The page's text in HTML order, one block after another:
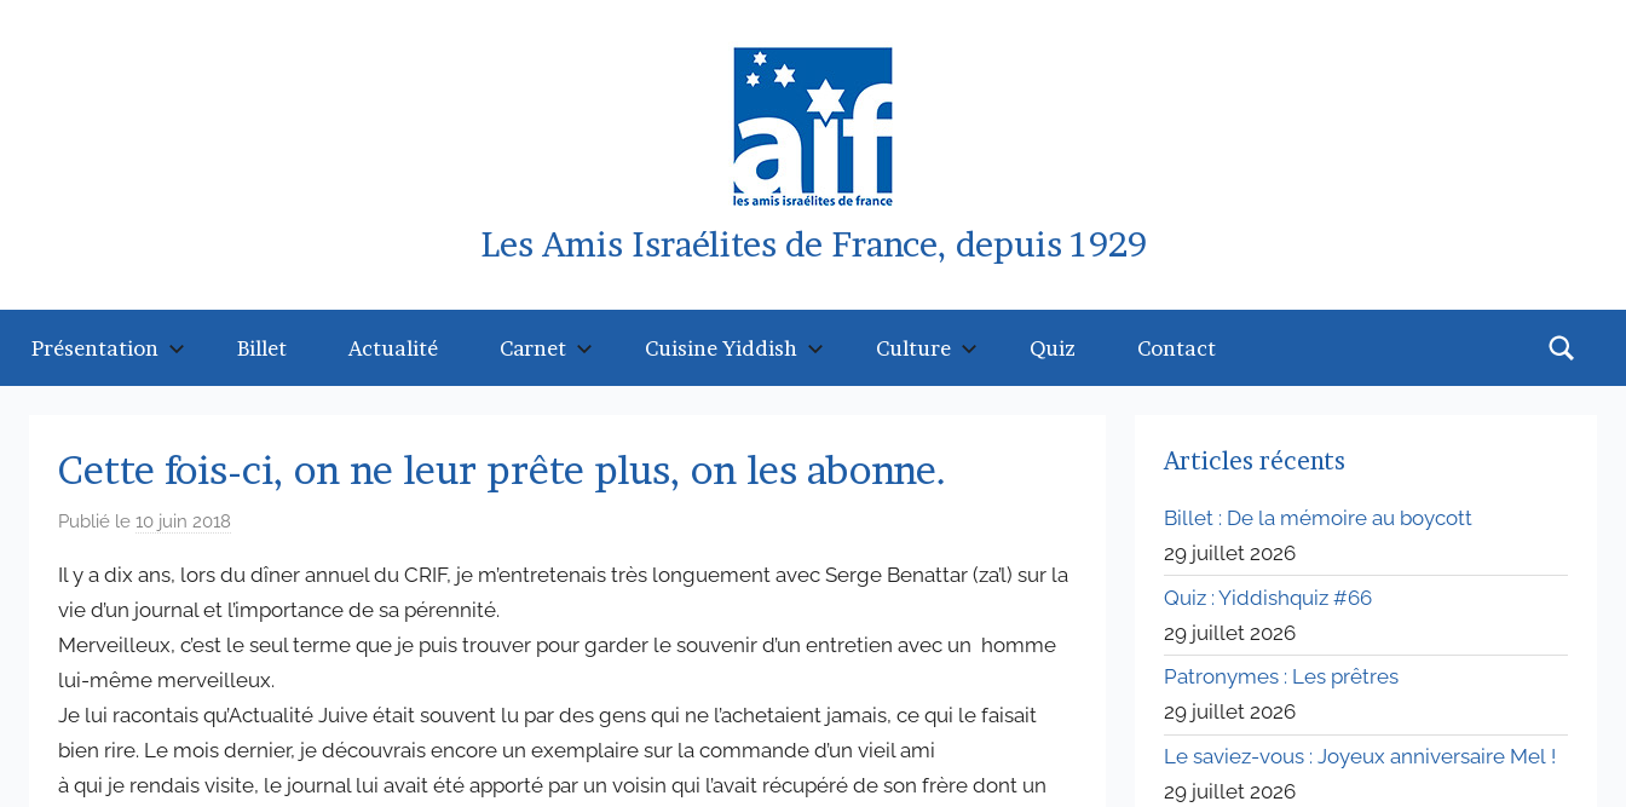
Les Amis Israélites de France, depuis 1929
Présentation Billet Actualité Carnet Cuisine Yiddish Culture Quiz Contact
Cette fois-ci, on ne leur prête plus, on les abonne.
Publié le 10 juin 2018
r
a
d
m
i
n
i
Il y a dix ans, lors du dîner annuel du CRIF, je m’entretenais très longuement avec Serge Benattar (za’l) sur la
vie d’un journal et l’importance de sa pérennité.
Merveilleux, c’est le seul terme que je puis trouver pour garder le souvenir d’un entretien avec un homme
lui-même merveilleux.
Je lui racontais qu’Actualité Juive était souvent lu par des gens qui ne l’achetaient jamais, ce qui le faisait
bien rire. Le mois dernier, je découvrais encore un exemplaire sur la commande d’un vieil ami
à qui je rendais visite, le journal lui avait été apporté par un voisin qui l’avait récupéré de son frère dont un
Articles récents
Billet : De la mémoire au boycott
29 juillet 2026
Quiz : Yiddishquiz #66
29 juillet 2026
Patronymes : Les prêtres
29 juillet 2026
Le saviez-vous : Joyeux anniversaire Mel !
29 juillet 2026